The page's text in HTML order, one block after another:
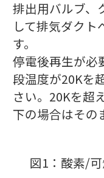
排出用バルブ、
して排気ダク
す。
停電後再生が必
段温度が20Kを
さい。20Kを超
下の場合はその
図1：酸素/可